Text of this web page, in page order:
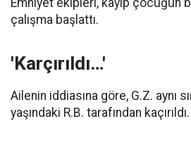
Emniyet ekipleri, kayıp çocuğun
çalışma başlattı.
'Karçırıldı…'
Ailenin iddiasına göre, G.Z. aynı
yaşındaki R.B. tarafından kaçırıldı.